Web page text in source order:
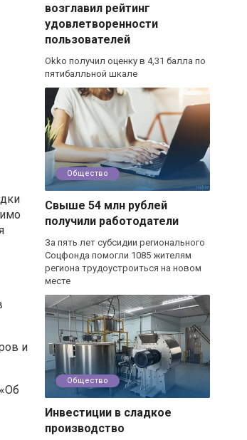
и
возглавил рейтинг
удовлетворенности
пользователей
Okko получил оценку в 4,31 балла по
пятибалльной шкале
Общество
Свыше 54 млн рублей
получили работодатели
За пять лет субсидии регионального
Соцфонда помогли 1085 жителям
региона трудоустроиться на новом
месте
Общество
Инвестиции в сладкое
производство